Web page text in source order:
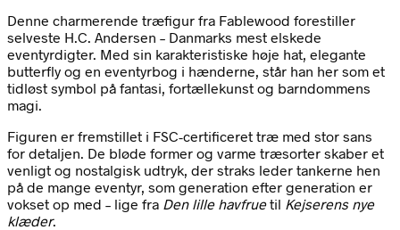
Denne charmerende træfigur fra Fablewood forestiller
selveste H.C. Andersen – Danmarks mest elskede
eventyrdigter. Med sin karakteristiske høje hat, elegante
butterfly og en eventyrbog i hænderne, står han her som et
tidløst symbol på fantasi, fortællekunst og barndommens
magi.
Figuren er fremstillet i FSC-certificeret træ med stor sans
for detaljen. De bløde former og varme træsorter skaber et
venligt og nostalgisk udtryk, der straks leder tankerne hen
på de mange eventyr, som generation efter generation er
vokset op med – lige fra Den lille havfruetil Kejserens nye
klæder.